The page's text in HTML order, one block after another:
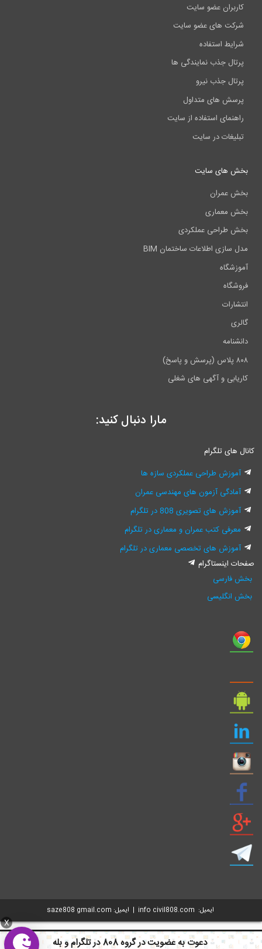
X
دعوت به عضویت در گروه 808 در تلگرام و بله
کاربران عضو سایت
شرکت های عضو سایت
شرایط استفاده
پرتال جذب نمایندگی ها
پرتال جذب نیرو
پرسش های متداول
راهنمای استفاده از سایت
تبلیغات در سایت
بخش های سایت
بخش عمران
بخش معماری
بخش طراحی عملکردی
مدل سازی اطلاعات ساختمان BIM
آموزشگاه
فروشگاه
انتشارات
گالری
دانشنامه
۸۰۸ پلاس (پرسش و پاسخ)
کاریابی و آگهی های شغلی
مارا دنبال کنید:
کانال های تلگرام
آموزش طراحی عملکردی سازه ها
آمادگی آزمون های مهندسی عمران
آموزش های تصویری 808 در تلگرام
معرفی کتب عمران و معماری در تلگرام
آموزش های تخصصی معماری در تلگرام
صفحات اینستاگرام
بخش فارسی
بخش انگلیسی
ایمیل: info civil808.com | ایمیل: saze808 gmail.com